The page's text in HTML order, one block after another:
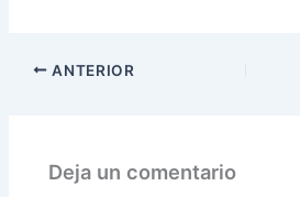
ANTERIOR
Deja un comentario